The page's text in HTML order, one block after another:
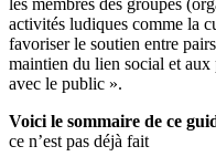
activités ludiques comme la
favoriser le soutien entre
maintien du lien social et aux
avec le public ».
Voici le sommaire de ce
ce n’est pas déjà fait